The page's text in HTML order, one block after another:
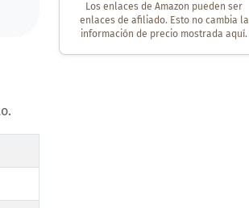
Los enlaces de Amazon pueden ser
enlaces de afiliado. Esto no cambia la
información de precio mostrada aquí.